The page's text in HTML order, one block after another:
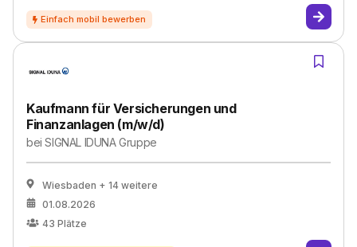
Kaufmann für Versicherungen und
Finanzanlagen (m/w/d)
beiSIGNAL IDUNA Gruppe
Wiesbaden + 14 weitere
01.08.2026
43 Plätze